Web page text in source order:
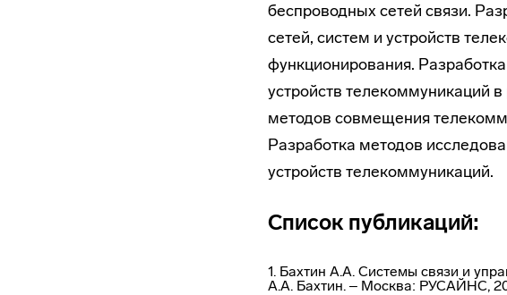
беспроводных сетей связи.
сетей, систем и устройств
функционирования.
устройств телекоммуникаций
методов совмещения
Разработка методов
устройств телекоммуникаций.
Список публикаций:
1. Бахтин А.А. Системы связи и
А.А. Бахтин. ‒ Москва: РУСАЙНС,